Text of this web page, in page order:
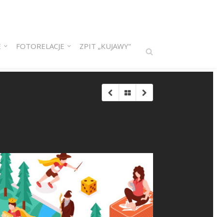
FOTORELACJE ZPIT „KUJAWY”